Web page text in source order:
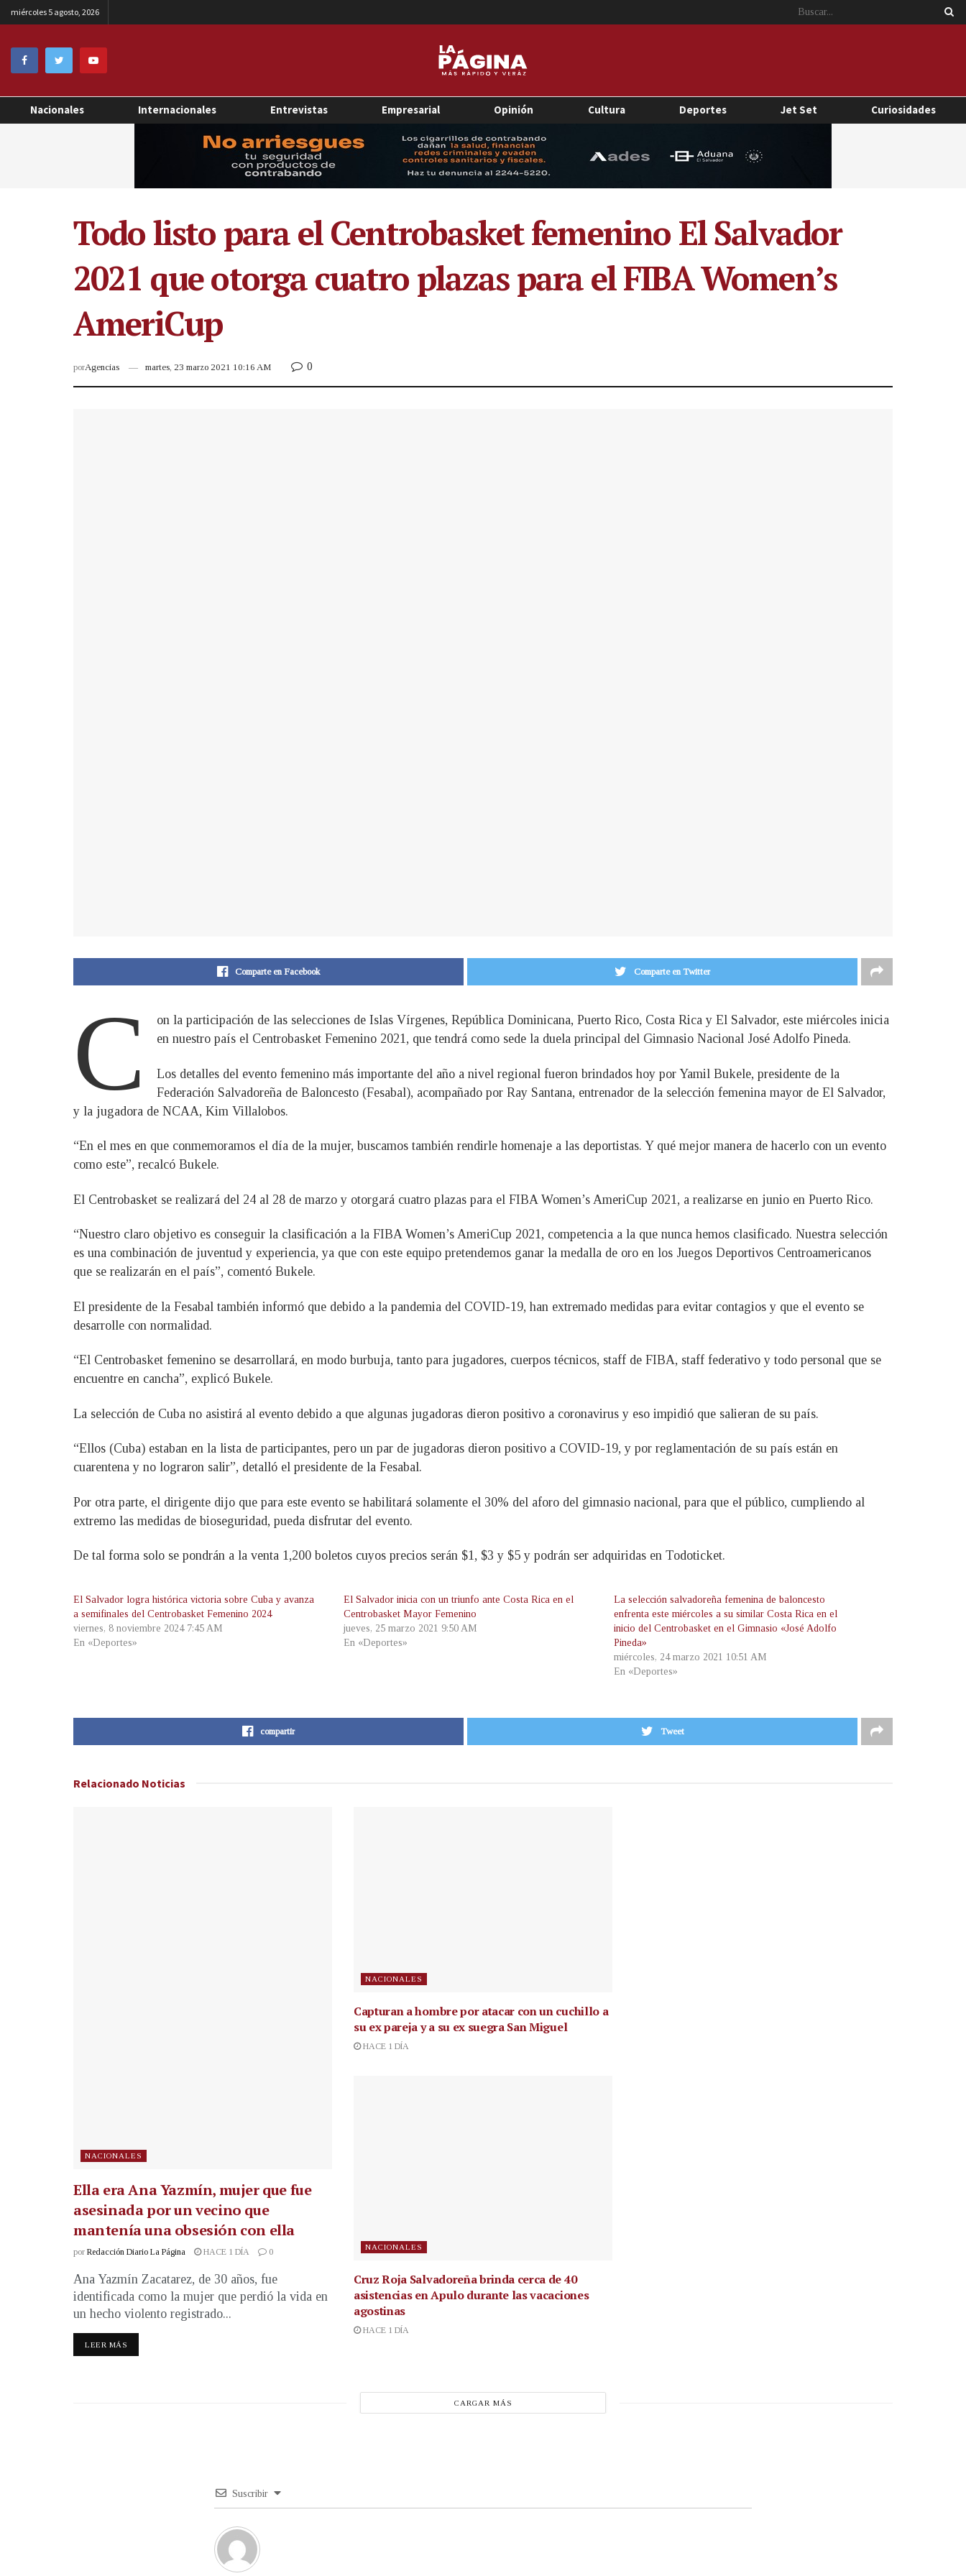
miércoles 5 agosto, 2026
Nacionales Internacionales Entrevistas Empresarial Opinión Cultura Deportes Jet Set Curiosidades
Todo listo para el Centrobasket femenino El Salvador
2021 que otorga cuatro plazas para el FIBA Women’s
AmeriCup
porAgencias martes, 23 marzo 2021 10:16 AM 0
Comparte en Facebook Comparte en Twitter
C
on la participación de las selecciones de Islas Vírgenes, República Dominicana, Puerto Rico, Costa Rica y El Salvador, este miércoles inicia
en nuestro país el Centrobasket Femenino 2021, que tendrá como sede la duela principal del Gimnasio Nacional José Adolfo Pineda.
Los detalles del evento femenino más importante del año a nivel regional fueron brindados hoy por Yamil Bukele, presidente de la
Federación Salvadoreña de Baloncesto (Fesabal), acompañado por Ray Santana, entrenador de la selección femenina mayor de El Salvador,
y la jugadora de NCAA, Kim Villalobos.
“En el mes en que conmemoramos el día de la mujer, buscamos también rendirle homenaje a las deportistas. Y qué mejor manera de hacerlo con un evento
como este”, recalcó Bukele.
El Centrobasket se realizará del 24 al 28 de marzo y otorgará cuatro plazas para el FIBA Women’s AmeriCup 2021, a realizarse en junio en Puerto Rico.
“Nuestro claro objetivo es conseguir la clasificación a la FIBA Women’s AmeriCup 2021, competencia a la que nunca hemos clasificado. Nuestra selección
es una combinación de juventud y experiencia, ya que con este equipo pretendemos ganar la medalla de oro en los Juegos Deportivos Centroamericanos
que se realizarán en el país”, comentó Bukele.
El presidente de la Fesabal también informó que debido a la pandemia del COVID-19, han extremado medidas para evitar contagios y que el evento se
desarrolle con normalidad.
“El Centrobasket femenino se desarrollará, en modo burbuja, tanto para jugadores, cuerpos técnicos, staff de FIBA, staff federativo y todo personal que se
encuentre en cancha”, explicó Bukele.
La selección de Cuba no asistirá al evento debido a que algunas jugadoras dieron positivo a coronavirus y eso impidió que salieran de su país.
“Ellos (Cuba) estaban en la lista de participantes, pero un par de jugadoras dieron positivo a COVID-19, y por reglamentación de su país están en
cuarentena y no lograron salir”, detalló el presidente de la Fesabal.
Por otra parte, el dirigente dijo que para este evento se habilitará solamente el 30% del aforo del gimnasio nacional, para que el público, cumpliendo al
extremo las medidas de bioseguridad, pueda disfrutar del evento.
De tal forma solo se pondrán a la venta 1,200 boletos cuyos precios serán $1, $3 y $5 y podrán ser adquiridas en Todoticket.
El Salvador logra histórica victoria sobre Cuba y avanza
a semifinales del Centrobasket Femenino 2024
viernes, 8 noviembre 2024 7:45 AM
En «Deportes»
El Salvador inicia con un triunfo ante Costa Rica en el
Centrobasket Mayor Femenino
jueves, 25 marzo 2021 9:50 AM
En «Deportes»
La selección salvadoreña femenina de baloncesto
enfrenta este miércoles a su similar Costa Rica en el
inicio del Centrobasket en el Gimnasio «José Adolfo
Pineda»
miércoles, 24 marzo 2021 10:51 AM
En «Deportes»
compartir Tweet
Relacionado Noticias
NACIONALES
Ella era Ana Yazmín, mujer que fue
asesinada por un vecino que
mantenía una obsesión con ella
por Redacción Diario La Página HACE 1 DÍA 0
Ana Yazmín Zacatarez, de 30 años, fue
identificada como la mujer que perdió la vida en
un hecho violento registrado...
LEER MÁS
NACIONALES
Capturan a hombre por atacar con un cuchillo a
su ex pareja y a su ex suegra San Miguel
HACE 1 DÍA
NACIONALES
Cruz Roja Salvadoreña brinda cerca de 40
asistencias en Apulo durante las vacaciones
agostinas
HACE 1 DÍA
CARGAR MÁS
Suscribir